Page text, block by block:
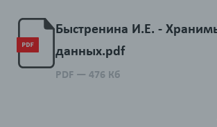
Быстренина И.Е. -
данных.pdf
PDF — 476 Кб